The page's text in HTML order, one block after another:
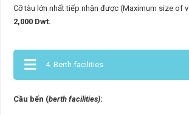
Cỡ tàu lớn nhất tiếp nhận được (Maximum size of
2,000 Dwt.
4. Berth facilities
Cầu bến (berth facilities):